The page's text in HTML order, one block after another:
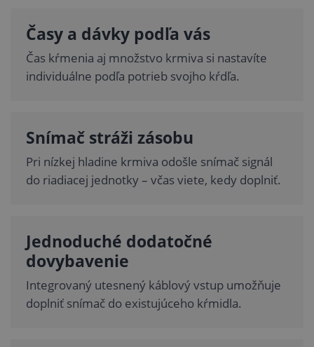
Časy a dávky podľa vás
Čas kŕmenia aj množstvo krmiva si nastavíte
individuálne podľa potrieb svojho kŕdľa.
Snímač stráži zásobu
Pri nízkej hladine krmiva odošle snímač signál
do riadiacej jednotky – včas viete, kedy doplniť.
Jednoduché dodatočné
dovybavenie
Integrovaný utesnený káblový vstup umožňuje
doplniť snímač do existujúceho kŕmidla.